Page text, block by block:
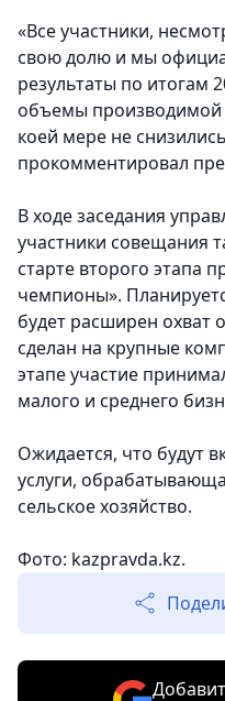
«Все участники,
свою долю и мы
результаты по итогам
объемы производимой
коей мере не
прокомментировал
В ходе заседания
участники совещания
старте второго этапа
чемпионы».
будет расширен охват
сделан на крупные
этапе участие
малого и среднего
Ожидается, что будут
услуги,
сельское хозяйство.
Фото: kazpravda.kz.